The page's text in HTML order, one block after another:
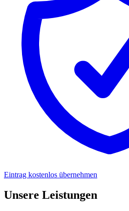
Eintrag kostenlos übernehmen
Unsere Leistungen